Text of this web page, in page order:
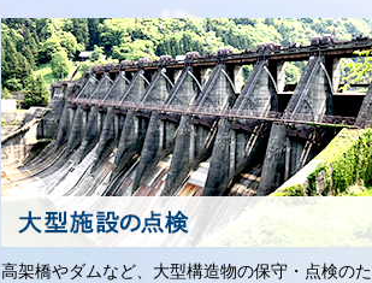
高架橋やダムなど、大型構造物の保守・点検のた